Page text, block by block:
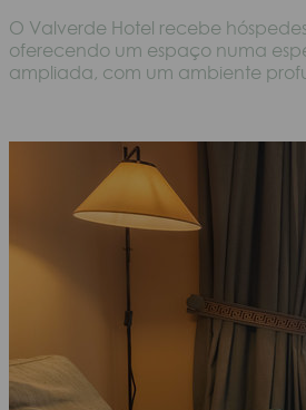
O Valverde Hotel recebe
oferecendo um espaço numa
ampliada, com um ambiente